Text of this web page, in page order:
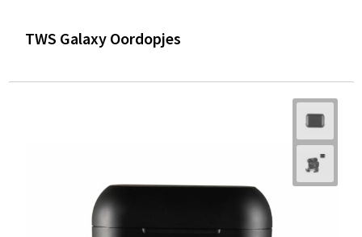
TWS Galaxy Oordopjes